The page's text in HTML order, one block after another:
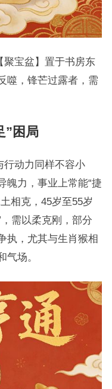
聚宝盆】置于书房东
噬，锋芒过露者，需
”困局
行动力同样不容小
魄力，事业上常能“捷
相克，45岁至55岁
，需以柔克刚，部分
执，尤其与生肖猴相
气场。